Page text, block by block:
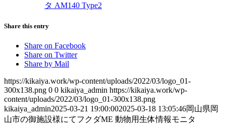
タ AM140 Type2
Share this entry
Share on Facebook
Share on Twitter
Share by Mail
https://kikaiya.work/wp-content/uploads/2022/03/logo_01-
300x138.png 0 0 kikaiya_admin https://kikaiya.work/wp-
content/uploads/2022/03/logo_01-300x138.png
kikaiya_admin2025-03-21 19:00:002025-03-18 13:05:46岡山県岡
山市の御施設様にてフクダME 動物用生体情報モニタ